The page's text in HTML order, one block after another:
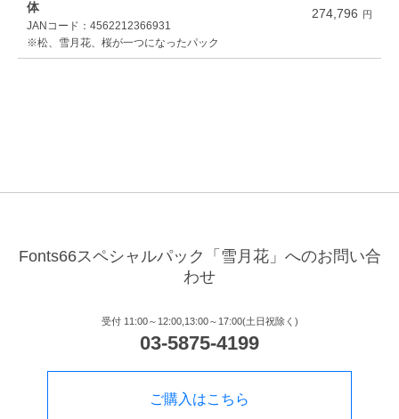
体
JANコード：4562212366931
※松、雪月花、桜が一つになったパック
274,796
Fonts66スペシャルパック「雪月花」へのお問い合
わせ
受付 11:00～12:00,13:00～17:00(土日祝除く)
03-5875-4199
ご購入はこちら